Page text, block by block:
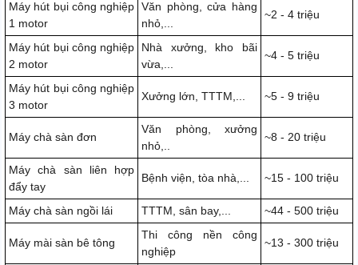
Máy hút bụi công nghiệp
1 motor
Văn phòng, cửa hàng
nhỏ,...
~2 - 4 triệu
Máy hút bụi công nghiệp
2 motor
Nhà xưởng, kho bãi
vừa,...
~4 - 5 triệu
Máy hút bụi công nghiệp
3 motor
Xưởng lớn, TTTM,... ~5 - 9 triệu
Máy chà sàn đơn
Văn phòng, xưởng
nhỏ,..
~8 - 20 triệu
Máy chà sàn liên hợp
đẩy tay
Bệnh viện, tòa nhà,... ~15 - 100 triệu
Máy chà sàn ngồi lái TTTM, sân bay,... ~44 - 500 triệu
Máy mài sàn bê tông
Thi công nền công
nghiệp
~13 - 300 triệu